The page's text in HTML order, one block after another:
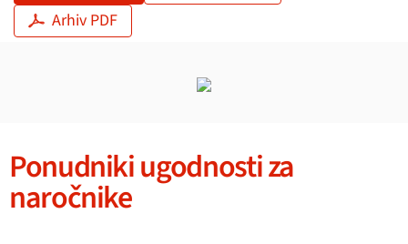
Arhiv PDF
Ponudniki ugodnosti za
naročnike